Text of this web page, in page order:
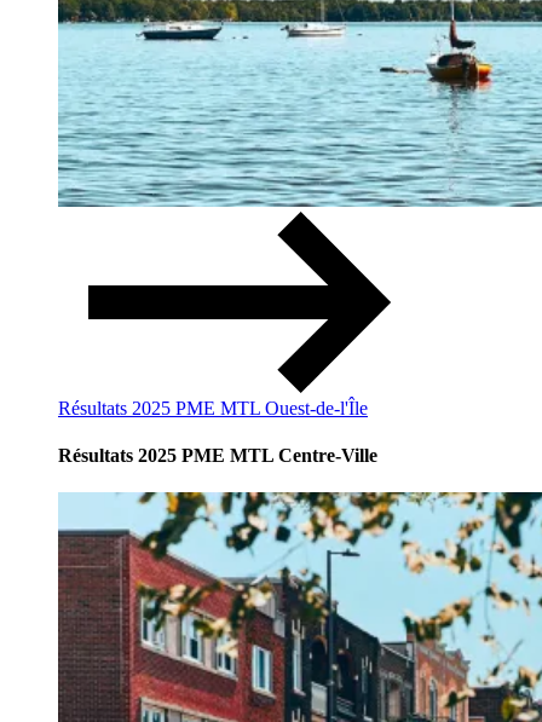
Résultats 2025 PME MTL Ouest-de-l'Île
Résultats 2025 PME MTL Centre-Ville